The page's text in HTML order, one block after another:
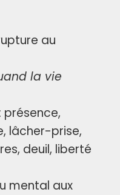
au
la vie
présence,
lâcher-prise,
deuil, liberté
mental aux